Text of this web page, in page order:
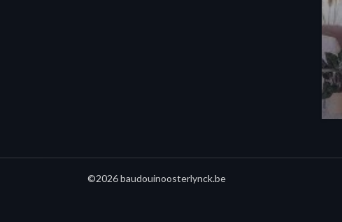
©2026 baudouinoosterlynck.be